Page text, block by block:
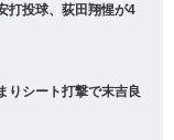
打投球、荻田翔惺が4
りシート打撃で末吉良